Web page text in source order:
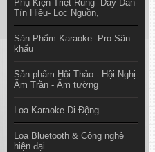
Phụ Kiện Triệt Rung- Dây Dẫn-
Tín Hiệu- Lọc Nguồn,
Sản Phẩm Karaoke -Pro Sân
khấu
Sản phẩm Hội Thảo - Hội Nghị-
Âm Trần - Âm tường
Loa Karaoke Di Động
Loa Bluetooth & Công nghệ
hiện đại